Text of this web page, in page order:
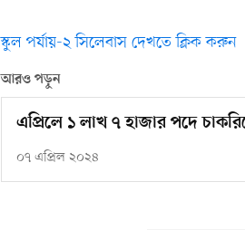
স্কুল পর্যায়-২ সিলেবাস দেখতে ক্লিক করুন
আরও পড়ুন
এপ্রিলে ১ লাখ ৭ হাজার পদে
০৭ এপ্রিল ২০২৪